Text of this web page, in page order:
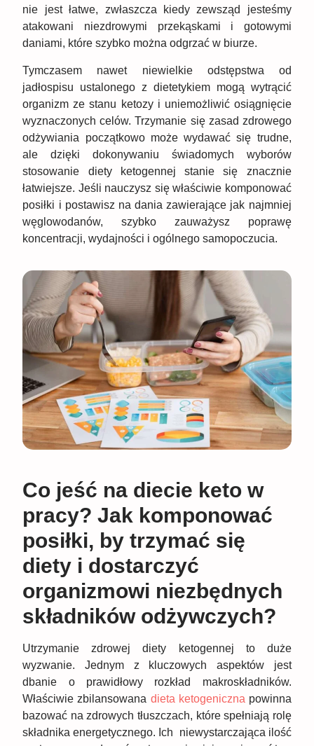
nie jest łatwe, zwłaszcza kiedy zewsząd jesteśmy
atakowani niezdrowymi przekąskami i gotowymi
daniami, które szybko można odgrzać w biurze.
Tymczasem nawet niewielkie odstępstwa od
jadłospisu ustalonego z dietetykiem mogą wytrącić
organizm ze stanu ketozy i uniemożliwić osiągnięcie
wyznaczonych celów. Trzymanie się zasad zdrowego
odżywiania początkowo może wydawać się trudne,
ale dzięki dokonywaniu świadomych wyborów
stosowanie diety ketogennej stanie się znacznie
łatwiejsze. Jeśli nauczysz się właściwie komponować
posiłki i postawisz na dania zawierające jak najmniej
węglowodanów, szybko zauważysz poprawę
koncentracji, wydajności i ogólnego samopoczucia.
Co jeść na diecie keto w
pracy? Jak komponować
posiłki, by trzymać się
diety i dostarczyć
organizmowi niezbędnych
składników odżywczych?
Utrzymanie zdrowej diety ketogennej to duże
wyzwanie. Jednym z kluczowych aspektów jest
dbanie o prawidłowy rozkład makroskładników.
Właściwie zbilansowana dieta ketogeniczna powinna
bazować na zdrowych tłuszczach, które spełniają rolę
składnika energetycznego. Ich niewystarczająca ilość